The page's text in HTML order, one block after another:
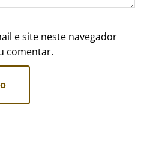
e site neste navegador
comentar.